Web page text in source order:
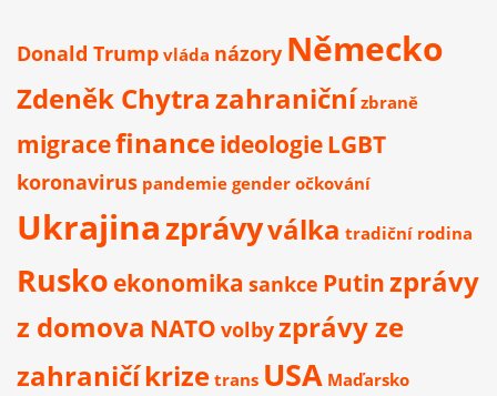
Donald Trump vláda názory Německo
Zdeněk Chytrazahraniční zbraně
migracefinanceideologieLGBT
koronavirus pandemie gender očkování
Ukrajinazprávyválka tradiční rodina
Rusko ekonomika sankce Putinzprávy
z domova NATO volbyzprávy ze
zahraničíkrize trans USA Maďarsko